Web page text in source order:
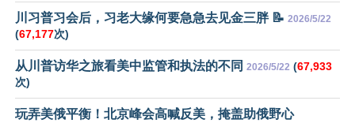
川习普习会后，习老大缘何要急急去见金三胖 📝 2026/5/22
(67,177次)
从川普访华之旅看美中监管和执法的不同 2026/5/22 (67,933
次)
玩弄美俄平衡！北京峰会高喊反美，掩盖助俄野心